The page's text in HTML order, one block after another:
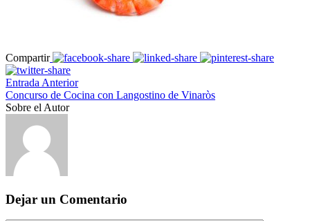
Compartir
Entrada Anterior
Concurso de Cocina con Langostino de Vinaròs
Sobre el Autor
Dejar un Comentario